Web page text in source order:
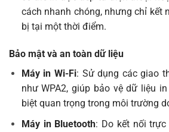
cách nhanh chóng, nhưng chỉ kết
bị tại một thời điểm.
Bảo mật và an toàn dữ liệu
Máy in Wi-Fi: Sử dụng các giao
như WPA2, giúp bảo vệ dữ liệu
biệt quan trọng trong môi trường
Máy in Bluetooth: Do kết nối